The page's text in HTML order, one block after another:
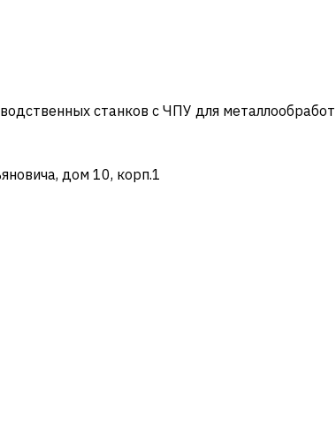
станков с ЧПУ для
дом 10, корп.1